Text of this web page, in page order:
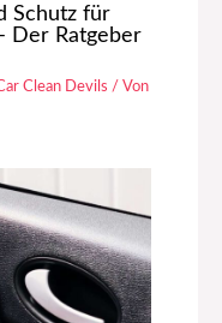
Schutz für
Der Ratgeber
Clean Devils / Von